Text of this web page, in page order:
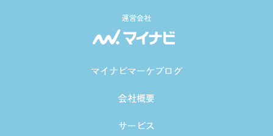
運営会社
マイナビマーケブログ
会社概要
サービス